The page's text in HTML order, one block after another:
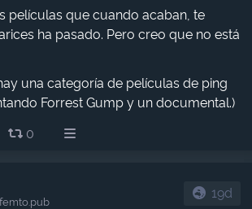
películas que cuando acaban, te
ha pasado. Pero creo que no está
una categoría de películas de ping
Forrest Gump y un documental.)
0
19d